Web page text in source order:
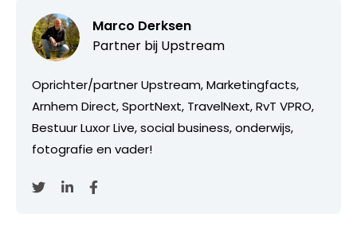
Marco Derksen
Partner bij Upstream
Oprichter/partner Upstream, Marketingfacts,
Arnhem Direct, SportNext, TravelNext, RvT VPRO,
Bestuur Luxor Live, social business, onderwijs,
fotografie en vader!